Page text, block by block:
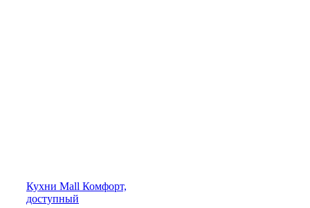
Кухни Mall Комфорт,
доступный